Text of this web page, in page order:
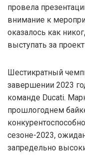
провела
внимание к
оказалось как
выступать за
Шестикратный
завершении 2023
команде Ducati.
прошлогоднем
сезоне-2023,
запредельно